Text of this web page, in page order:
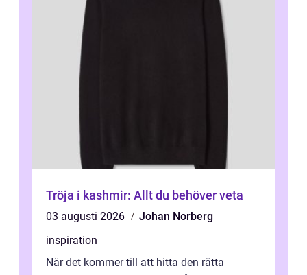
Tröja i kashmir: Allt du behöver veta
03 augusti 2026
Johan Norberg
inspiration
När det kommer till att hitta den rätta